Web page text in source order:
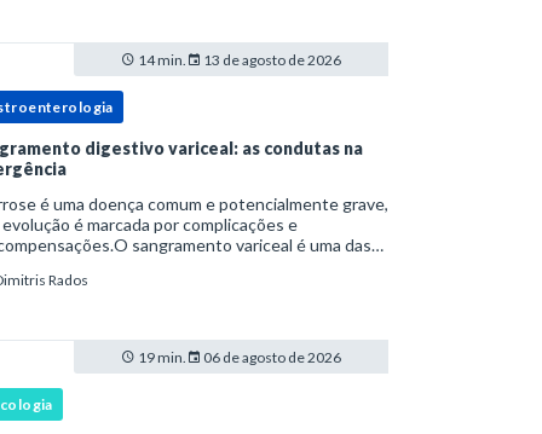
14 min. 13 de agosto de 2026
digestivo variceal: as condutas na
é uma doença comum e potencialmente grave,
é marcada por complicações e
sangramento variceal é uma das
com cirrose.Ele é causado pela hipertensão
Rados
19 min. 06 de agosto de 2026